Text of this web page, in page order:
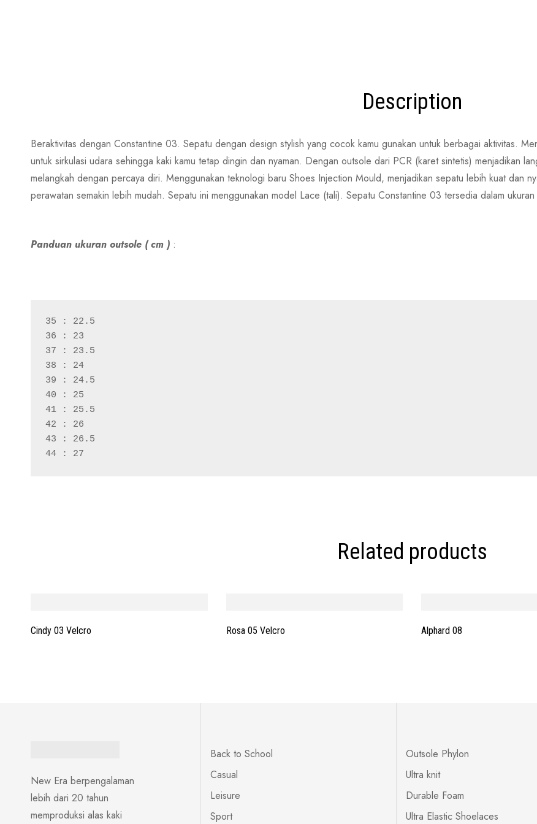
Description
Beraktivitas dengan Constantine 03. Sepatu dengan design stylish yang cocok kamu gunakan untuk berbagai aktivitas.
untuk sirkulasi udara sehingga kaki kamu tetap dingin dan nyaman. Dengan outsole dari PCR (karet sintetis) menjadikan
melangkah dengan percaya diri. Menggunakan teknologi baru Shoes Injection Mould, menjadikan sepatu lebih kuat dan
perawatan semakin lebih mudah. Sepatu ini menggunakan model Lace (tali). Sepatu Constantine 03 tersedia dalam
Panduan ukuran outsole ( cm ) :
35 : 22.5
36 : 23
37 : 23.5
38 : 24
39 : 24.5
40 : 25
41 : 25.5
42 : 26
43 : 26.5
44 : 27
Related products
Cindy 03 Velcro Rosa 05 Velcro Alphard 08
New Era berpengalaman
lebih dari 20 tahun
memproduksi alas kaki
Back to School
Casual
Leisure
Sport
Outsole Phylon
Ultra knit
Durable Foam
Ultra Elastic Shoelaces